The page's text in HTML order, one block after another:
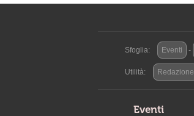
Sfoglia: Eventi -
Utilità: Redazione
Eventi